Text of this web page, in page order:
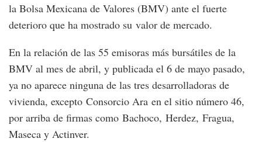
la Bolsa Mexicana de Valores (BMV) ante el fuerte
deterioro que ha mostrado su valor de mercado.
En la relación de las 55 emisoras más bursátiles de la
BMV al mes de abril, y publicada el 6 de mayo pasado,
ya no aparece ninguna de las tres desarrolladoras de
vivienda, excepto Consorcio Ara en el sitio número 46,
por arriba de firmas como Bachoco, Herdez, Fragua,
Maseca y Actinver.